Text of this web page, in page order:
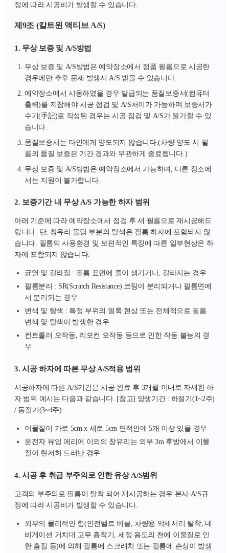
정에 따라 시공비가 발생할 수 있습니다.
제9조 (칼트윈 액티브 A/S)
1. 무상 보증 및 A/S방법
무상 보증 및 A/S방법은 예약장소에서 정품 필름으로 시공한
경우에만 추후 문제 발생시 A/S 받을 수 있습니다.
예약장소에서 시동하였을 경우 발급되는 품질보증서(컴퓨터
출력)를 지참해야 시공 점검 및 A/S처이가 가능하며 보증서가
수기(手記)로 작성된 경우는 시공 점검 및 A/S가 불가할 수 있
습니다.
품질보증서는 타인에게 양도되지 않습니다.(차량 양도 시 필
름의 품질 보증은 기간 경과와 무관하게 종료됩니다.)
무상 보증 및 A/S방법은 예약장소에서 가능하며, 다른 장소에
서는 지원이 불가합니다.
2. 보증기간 내 무상 A/S 가능한 하자 범위
아래 기준에 따라 예약장소에서 점검 후 새 필름으로 재시공해드
립니다. 단, 창유리 몰딩 부분의 탈색은 필름 하자에 포함되지 않
습니다. 필름의 사용환경 및 보편적인 특징에 따른 일부현상은 하
자에 포함되지 않습니다.
균열 및 갈라짐 : 필름 표면에 줄이 생기거나, 갈라지는 경우
필름분리 : SR(Scratch Resistance) 코팅이 분리되거나 필름면에
서 분리되는 경우
변색 및 탈색 : 특정 부위의 얼룩 현상 또는 전체적으로 필름
변색 및 탈색이 발생한 경우
컨트롤러 오작동, 리모컨 오작동 등으로 인한 작동 불능의 경
우
3. 시공 하자에 따른 무상 A/S적용 범위
시공하자에 따른 A/S기간은 시공 완료 후 3개월 이내로 자세한 하
자 범위 예시는 다음과 같습니다. [참고] 양생기간 : 하절기(1~2주)
/ 동절기(3~4주)
이물질이 가로 5cm x 세로 5cm 면적안에 5개 이상 있을 경우
운전자 뷰잉 에리어 이외의 창유리는 외부 3m 후방에서 이물
질이 현저히 드러난 경우
4. 시공 후 취급 부주의로 인한 유상 A/S범위
고객의 부주의로 필름이 탈착 되어 재시공하는 경우 본사 A/S규
정에 따라 시공비가 발생할 수 있습니다.
외부의 물리적인 힘(안전벨트 버클, 차량용 악세서리 탈착, 네
비게이션 거치대 고무 흡착기, 세정 용도의 천에 이물질로 인
한 흠집 등)에 의해 필름에 스크래치 또는 필름에 손상이 발생